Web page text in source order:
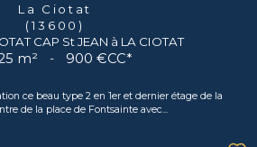
La Ciotat
(13600)
CAP St JEAN à LA CIOTAT
m² - 900 €CC*
ce beau type 2 en 1er et dernier étage de la
de la place de Fontsainte avec...